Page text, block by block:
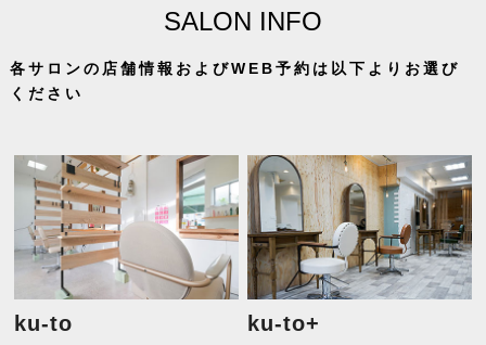
SALON INFO
各サロンの店舗情報およびWEB予約は以下よりお選び
ください
ku-to ku-to+